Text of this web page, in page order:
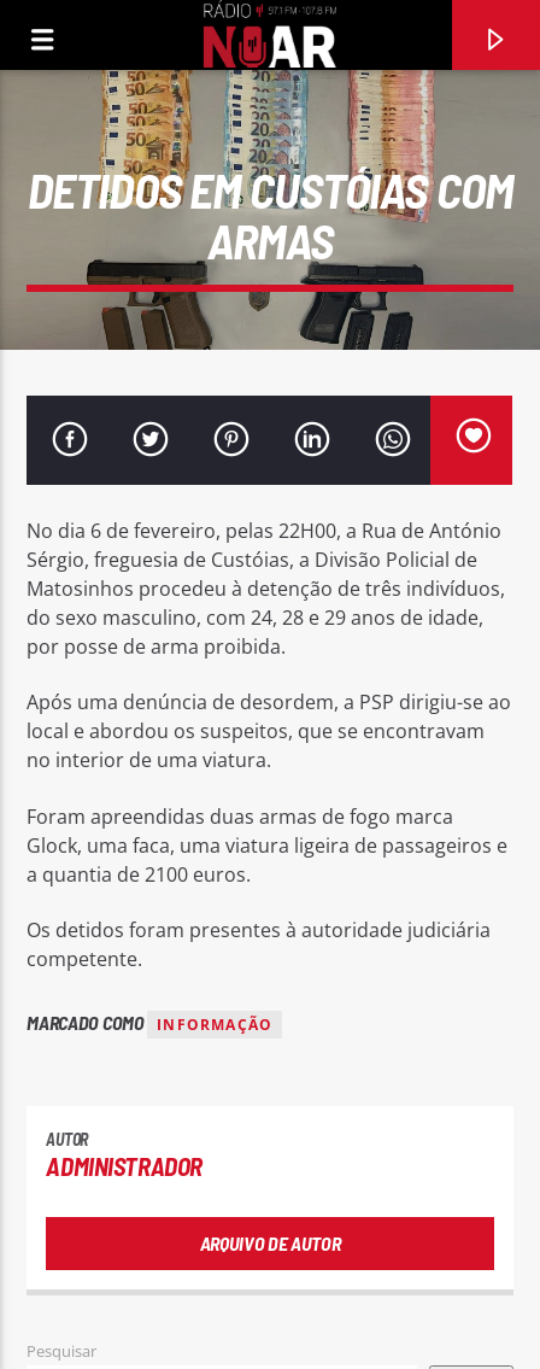
FAIXA ATUAL
Rádio No ar
DETIDOS EM CUSTÓIAS COM
ARMAS
No dia 6 de fevereiro, pelas 22H00, a Rua de António
Sérgio, freguesia de Custóias, a Divisão Policial de
Matosinhos procedeu à detenção de três indivíduos,
do sexo masculino, com 24, 28 e 29 anos de idade,
por posse de arma proibida.
Após uma denúncia de desordem, a PSP dirigiu-se ao
local e abordou os suspeitos, que se encontravam
no interior de uma viatura.
Foram apreendidas duas armas de fogo marca
Glock, uma faca, uma viatura ligeira de passageiros e
a quantia de 2100 euros.
Os detidos foram presentes à autoridade judiciária
competente.
MARCADO COMO INFORMAÇÃO
AUTOR
ADMINISTRADOR
ARQUIVO DE AUTOR
Pesquisar